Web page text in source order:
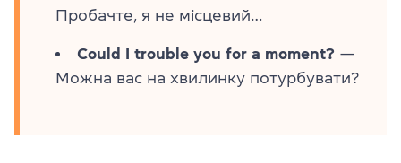
Пробачте, я не місцевий…
Could I trouble you for a moment? —
Можна вас на хвилинку потурбувати?